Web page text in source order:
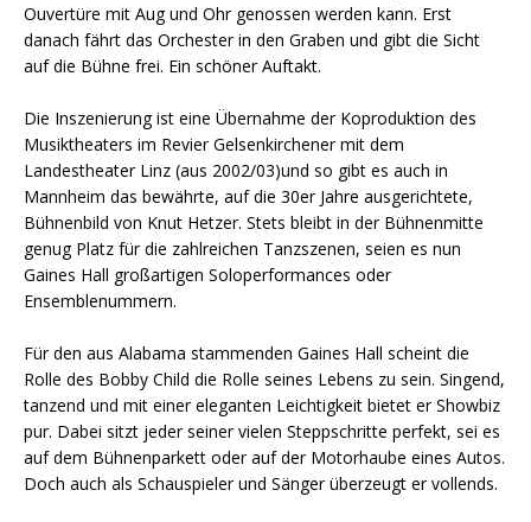
Ouvertüre mit Aug und Ohr genossen werden kann. Erst
danach fährt das Orchester in den Graben und gibt die Sicht
auf die Bühne frei. Ein schöner Auftakt.
Die Inszenierung ist eine Übernahme der Koproduktion des
Musiktheaters im Revier Gelsenkirchener mit dem
Landestheater Linz (aus 2002/03)und so gibt es auch in
Mannheim das bewährte, auf die 30er Jahre ausgerichtete,
Bühnenbild von Knut Hetzer. Stets bleibt in der Bühnenmitte
genug Platz für die zahlreichen Tanzszenen, seien es nun
Gaines Hall großartigen Soloperformances oder
Ensemblenummern.
Für den aus Alabama stammenden Gaines Hall scheint die
Rolle des Bobby Child die Rolle seines Lebens zu sein. Singend,
tanzend und mit einer eleganten Leichtigkeit bietet er Showbiz
pur. Dabei sitzt jeder seiner vielen Steppschritte perfekt, sei es
auf dem Bühnenparkett oder auf der Motorhaube eines Autos.
Doch auch als Schauspieler und Sänger überzeugt er vollends.